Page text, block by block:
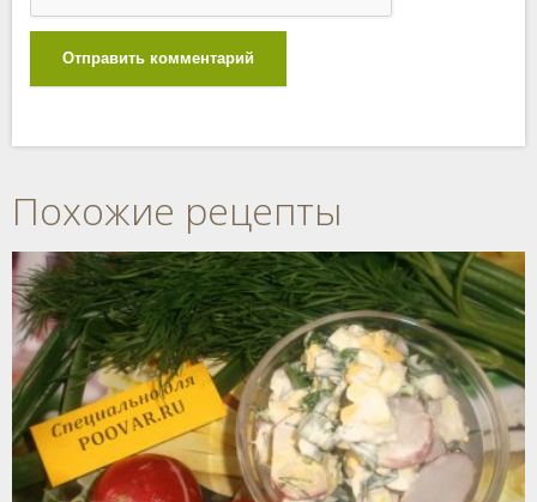
Отправить комментарий
Похожие рецепты